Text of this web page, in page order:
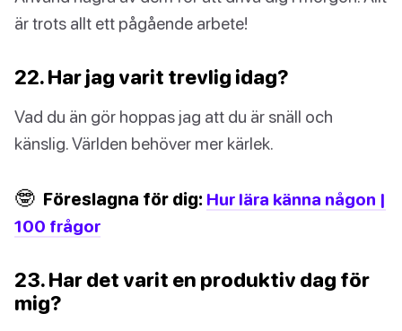
är trots allt ett pågående arbete!
22. Har jag varit trevlig idag?
Vad du än gör hoppas jag att du är snäll och
känslig. Världen behöver mer kärlek.
🤓 Föreslagna för dig: Hur lära känna någon |
100 frågor
23. Har det varit en produktiv dag för
mig?